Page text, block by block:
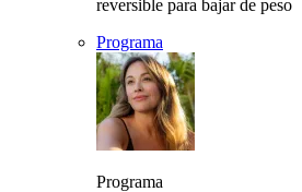
reversible para bajar de peso
Programa
Programa